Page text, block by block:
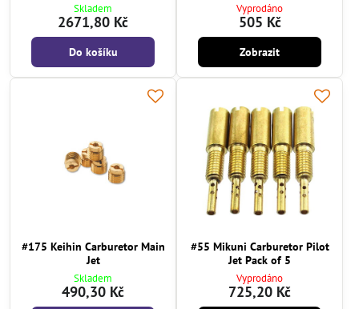
Skladem
2671,80 Kč
Do košíku
Vyprodáno
505 Kč
Zobrazit
#175 Keihin Carburetor Main
Jet
Skladem
490,30 Kč
#55 Mikuni Carburetor Pilot
Jet Pack of 5
Vyprodáno
725,20 Kč